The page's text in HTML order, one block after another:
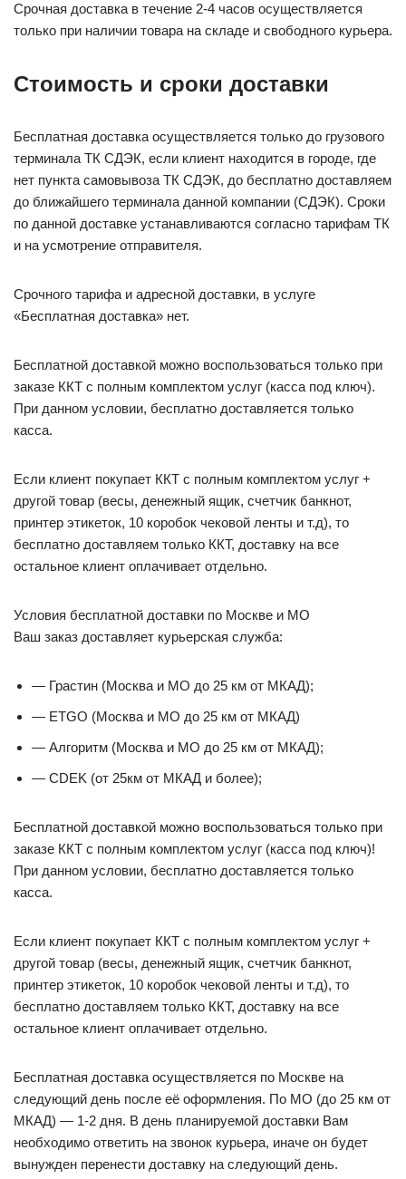
Срочная доставка в течение 2-4 часов осуществляется
только при наличии товара на складе и свободного курьера.
Стоимость и сроки доставки
Бесплатная доставка осуществляется только до грузового
терминала ТК СДЭК, если клиент находится в городе, где
нет пункта самовывоза ТК СДЭК, до бесплатно доставляем
до ближайшего терминала данной компании (СДЭК). Сроки
по данной доставке устанавливаются согласно тарифам ТК
и на усмотрение отправителя.
Срочного тарифа и адресной доставки, в услуге
«Бесплатная доставка» нет.
Бесплатной доставкой можно воспользоваться только при
заказе ККТ с полным комплектом услуг (касса под ключ).
При данном условии, бесплатно доставляется только
касса.
Если клиент покупает ККТ с полным комплектом услуг +
другой товар (весы, денежный ящик, счетчик банкнот,
принтер этикеток, 10 коробок чековой ленты и т.д), то
бесплатно доставляем только ККТ, доставку на все
остальное клиент оплачивает отдельно.
Условия бесплатной доставки по Москве и МО
Ваш заказ доставляет курьерская служба:
— Грастин (Москва и МО до 25 км от МКАД);
— ETGO (Москва и МО до 25 км от МКАД)
— Алгоритм (Москва и МО до 25 км от МКАД);
— CDEK (от 25км от МКАД и более);
Бесплатной доставкой можно воспользоваться только при
заказе ККТ с полным комплектом услуг (касса под ключ)!
При данном условии, бесплатно доставляется только
касса.
Если клиент покупает ККТ с полным комплектом услуг +
другой товар (весы, денежный ящик, счетчик банкнот,
принтер этикеток, 10 коробок чековой ленты и т.д), то
бесплатно доставляем только ККТ, доставку на все
остальное клиент оплачивает отдельно.
Бесплатная доставка осуществляется по Москве на
следующий день после её оформления. По МО (до 25 км от
МКАД) — 1-2 дня. В день планируемой доставки Вам
необходимо ответить на звонок курьера, иначе он будет
вынужден перенести доставку на следующий день.